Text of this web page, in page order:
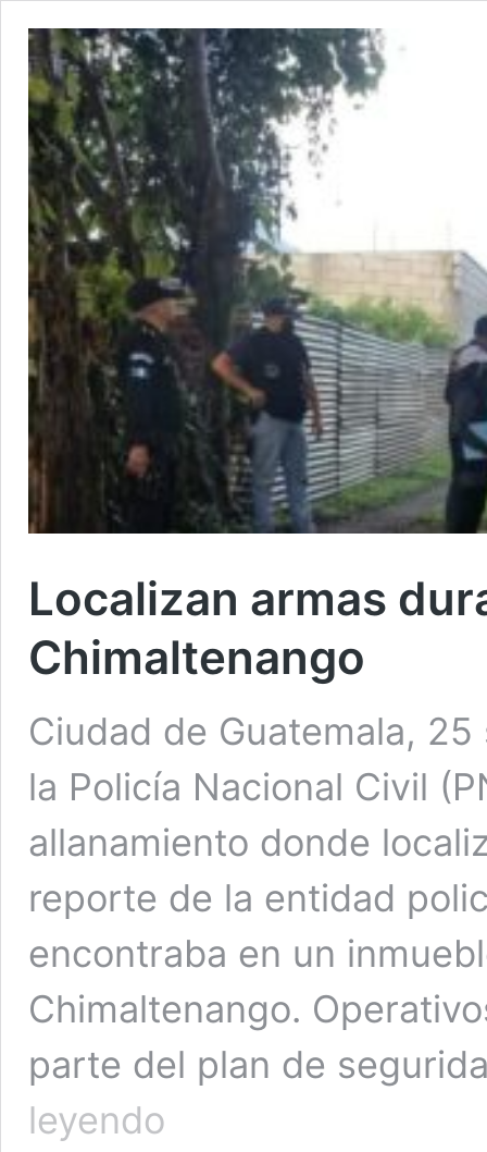
Localizan armas
Chimaltenango
Ciudad de Guatemala,
la Policía Nacional Civil
allanamiento donde
reporte de la entidad
encontraba en un
Chimaltenango.
parte del plan de
leyendo